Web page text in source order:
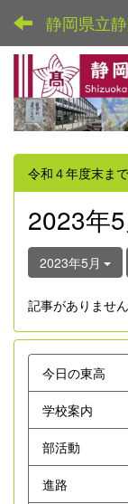
静岡県立
令和４年度末ま
2023年
2023年5月
記事がありません
今日の東高
学校案内
部活動
進路